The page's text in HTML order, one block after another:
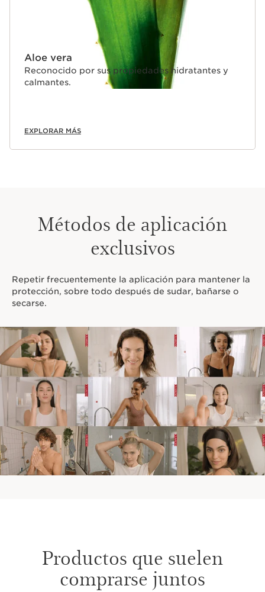
Aloe vera
Reconocido por sus propiedades hidratantes y
calmantes.
EXPLORAR MÁS
Métodos de aplicación
exclusivos
Repetir frecuentemente la aplicación para mantener la
protección, sobre todo después de sudar, bañarse o
secarse.
Productos que suelen
comprarse juntos